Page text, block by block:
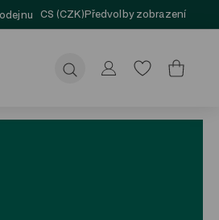
CS (CZK)Předvolby zobrazení
Odeslat